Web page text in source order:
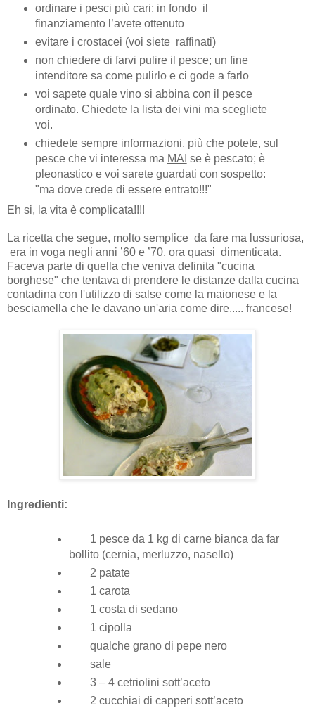
ordinare i pesci più cari; in fondo il
finanziamento l’avete ottenuto
evitare i crostacei (voi siete raffinati)
non chiedere di farvi pulire il pesce; un fine
intenditore sa come pulirlo e ci gode a farlo
voi sapete quale vino si abbina con il pesce
ordinato. Chiedete la lista dei vini ma scegliete
voi.
chiedete sempre informazioni, più che potete, sul
pesce che vi interessa ma MAI se è pescato; è
pleonastico e voi sarete guardati con sospetto:
"ma dove crede di essere entrato!!!"
Eh si, la vita è complicata!!!!
La ricetta che segue, molto semplice da fare ma lussuriosa,
era in voga negli anni ’60 e ’70, ora quasi dimenticata.
Faceva parte di quella che veniva definita "cucina
borghese" che tentava di prendere le distanze dalla cucina
contadina con l'utilizzo di salse come la maionese e la
besciamella che le davano un'aria come dire..... francese!
Ingredienti:
1 pesce da 1 kg di carne bianca da far
bollito (cernia, merluzzo, nasello)
2 patate
1 carota
1 costa di sedano
1 cipolla
qualche grano di pepe nero
sale
3 – 4 cetriolini sott’aceto
2 cucchiai di capperi sott’aceto